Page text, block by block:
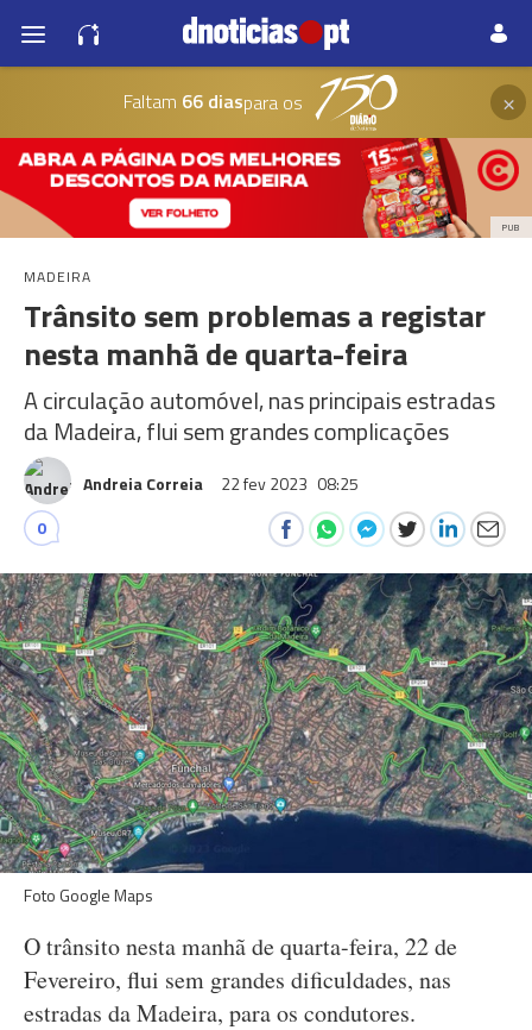
Faltam 66 diaspara os ×
PUB
MADEIRA
Trânsito sem problemas a registar
nesta manhã de quarta-feira
A circulação automóvel, nas principais estradas
da Madeira, flui sem grandes complicações
Andreia Correia 22 fev 2023 08:25
0
Foto Google Maps
O trânsito nesta manhã de quarta-feira, 22 de
Fevereiro, flui sem grandes dificuldades, nas
estradas da Madeira, para os condutores.